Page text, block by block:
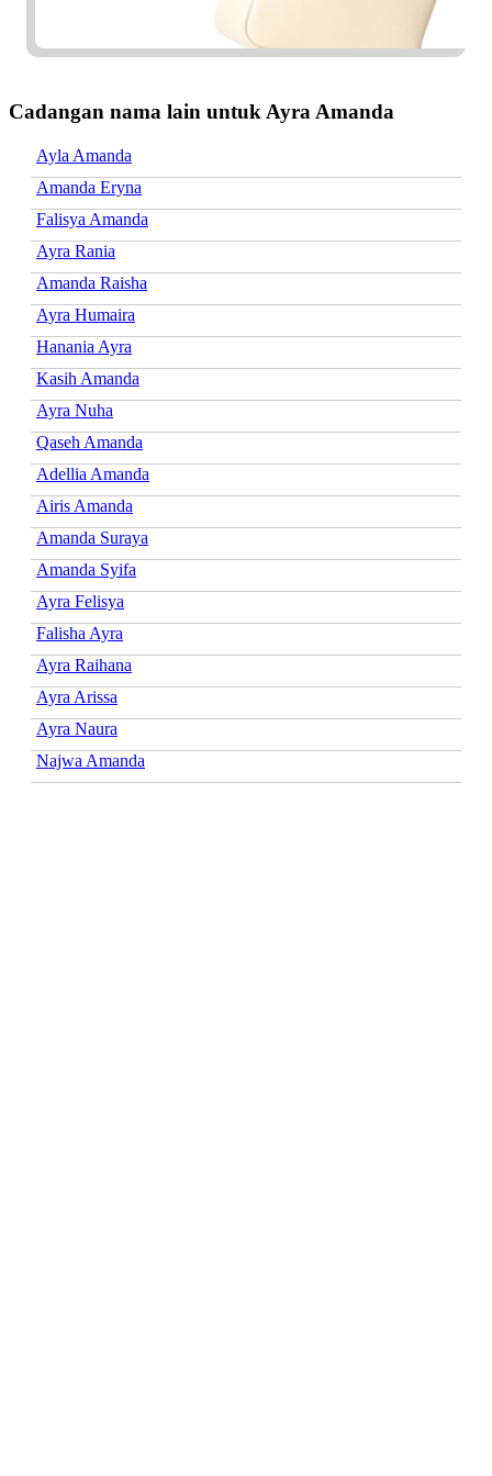
Cadangan nama lain untuk Ayra Amanda
Ayla Amanda
Amanda Eryna
Falisya Amanda
Ayra Rania
Amanda Raisha
Ayra Humaira
Hanania Ayra
Kasih Amanda
Ayra Nuha
Qaseh Amanda
Adellia Amanda
Airis Amanda
Amanda Suraya
Amanda Syifa
Ayra Felisya
Falisha Ayra
Ayra Raihana
Ayra Arissa
Ayra Naura
Najwa Amanda